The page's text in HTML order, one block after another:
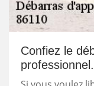
Confiez le
professionnel.